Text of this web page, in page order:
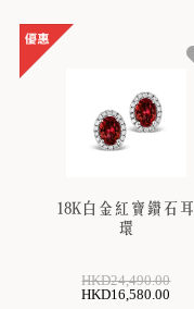
18K白金紅寶鑽石耳
環
HKD24,490.00
HKD16,580 .00